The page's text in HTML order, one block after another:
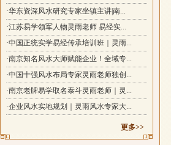
·华东资深风水研究专家坐镇主讲|南...
·江苏易学领军人物灵雨老师 易经实...
·中国正统实学易经传承培训班｜灵雨...
·南京知名风水大师赋能企业！全域专...
·中国十强风水布局专家灵雨老师独创...
·南京老牌易学取名泰斗灵雨老师｜灵...
·企业风水实地规划｜灵雨风水专家大...
更多>>